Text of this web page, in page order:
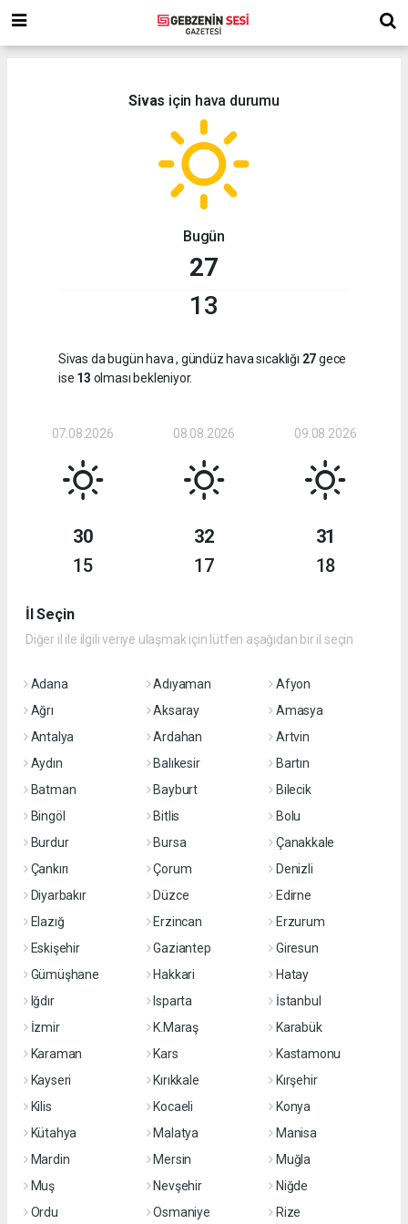
Sivas için hava durumu
Bugün
27
13
Sivas da bugün hava, gündüz hava sıcaklığı 27gece
ise 13 olması bekleniyor.
07.08.2026
30
15
08.08.2026
32
17
09.08.2026
31
18
İl Seçin
Diğer il ile ilgili veriye ulaşmak için lütfen aşağıdan bir il seçin
Adana Adıyaman
Afyon
Ağrı
Aksaray
Amasya
Antalya
Ardahan
Artvin
Aydın
Balıkesir
Bartın
Batman
Bayburt
Bilecik
Bingöl
Bitlis
Bolu
Burdur
Bursa
Çanakkale
Çankırı
Çorum
Denizli
Diyarbakır
Düzce
Edirne
Elazığ
Erzincan
Erzurum
Eskişehir
Gaziantep
Giresun
Gümüşhane
Hakkari
Hatay
Iğdır
Isparta
İstanbul
İzmir
K.Maraş
Karabük
Karaman
Kars
Kastamonu
Kayseri
Kırıkkale
Kırşehir
Kilis
Kocaeli
Konya
Kütahya
Malatya
Manisa
Mardin
Mersin
Muğla
Muş
Nevşehir
Niğde
Ordu
Osmaniye Rize